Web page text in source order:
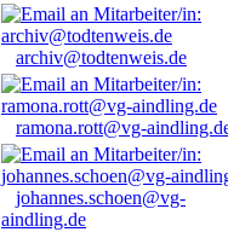
archiv@todtenweis.de
ramona.rott@vg-
johannes.schoen@vg-
aindling.de